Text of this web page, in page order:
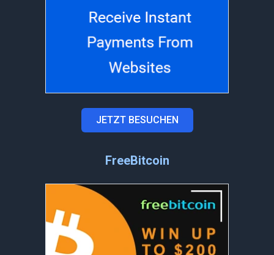
JETZT BESUCHEN
FreeBitcoin